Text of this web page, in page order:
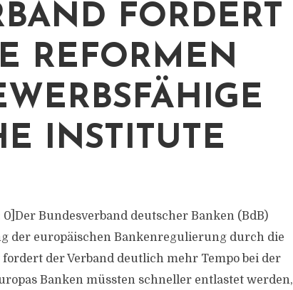
FORDERT
REFORMEN
INSTITUTE
Bundesverband deutscher Banken (BdB)
der europäischen Bankenregulierung durch die
der Verband deutlich mehr Tempo bei der
Banken müssten schneller entlastet werden,